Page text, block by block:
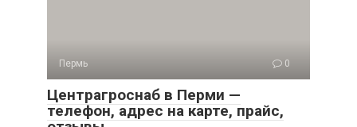
Пермь 0
Центрагроснаб в Перми —
телефон, адрес на карте, прайс,